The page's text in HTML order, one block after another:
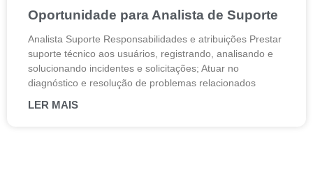
Oportunidade para Analista de Suporte
Analista Suporte Responsabilidades e atribuições Prestar
suporte técnico aos usuários, registrando, analisando e
solucionando incidentes e solicitações; Atuar no
diagnóstico e resolução de problemas relacionados
LER MAIS